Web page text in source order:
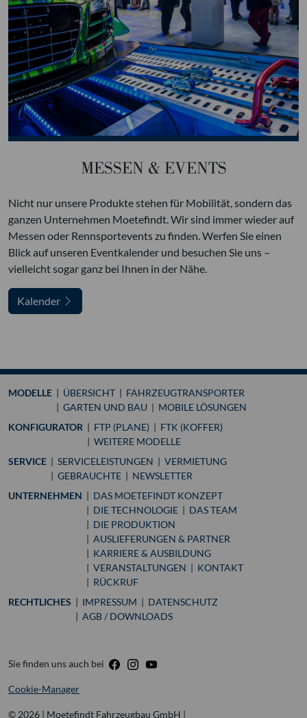
MESSEN & EVENTS
Nicht nur unsere Produkte stehen für Mobilität, sondern das
ganzen Unternehmen Moetefindt. Wir sind immer wieder auf
Messen oder Rennsportevents zu finden. Werfen Sie einen
Blick auf unseren Eventkalender und besuchen Sie uns –
vielleicht sogar ganz bei Ihnen in der Nähe.
Kalender
MODELLE ÜBERSICHT
FAHRZEUGTRANSPORTER
GARTEN UND BAU
MOBILE LÖSUNGEN
KONFIGURATOR
FTP (PLANE)
FTK (KOFFER)
WEITERE MODELLE
SERVICE
SERVICELEISTUNGEN
VERMIETUNG
GEBRAUCHTE
NEWSLETTER
UNTERNEHMEN
DAS MOETEFINDT KONZEPT
DIE TECHNOLOGIE
DAS TEAM
DIE PRODUKTION
AUSLIEFERUNGEN & PARTNER
KARRIERE & AUSBILDUNG
VERANSTALTUNGEN
KONTAKT
RÜCKRUF
RECHTLICHES
IMPRESSUM
DATENSCHUTZ
AGB / DOWNLOADS
Sie finden uns auch bei
Cookie-Manager
© 2026 | Moetefindt Fahrzeugbau GmbH |